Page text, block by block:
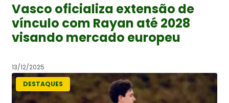
Vasco oficializa extensão de
vínculo com Rayan até 2028
visando mercado europeu
13/12/2025
DESTAQUES